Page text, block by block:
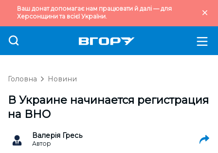
Ваш донат допомагає нам працювати й далі — для
Херсонщини та всієї України.
Головна Новини
В Украине начинается регистрация
на ВНО
Валерія Гресь
Автор